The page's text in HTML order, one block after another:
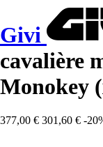
Givi
cavalière
Monokey
377,00 € 301,60 € -